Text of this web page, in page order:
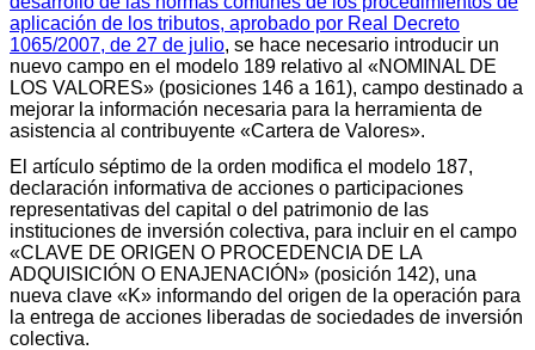
aplicación de los tributos, aprobado por Real Decreto
1065/2007, de 27 de julio, se hace necesario introducir un
nuevo campo en el modelo 189 relativo al «NOMINAL DE
LOS VALORES» (posiciones 146 a 161), campo destinado a
mejorar la información necesaria para la herramienta de
asistencia al contribuyente «Cartera de Valores».
El artículo séptimo de la orden modifica el modelo 187,
declaración informativa de acciones o participaciones
representativas del capital o del patrimonio de las
instituciones de inversión colectiva, para incluir en el campo
«CLAVE DE ORIGEN O PROCEDENCIA DE LA
ADQUISICIÓN O ENAJENACIÓN» (posición 142), una
nueva clave «K» informando del origen de la operación para
la entrega de acciones liberadas de sociedades de inversión
colectiva.